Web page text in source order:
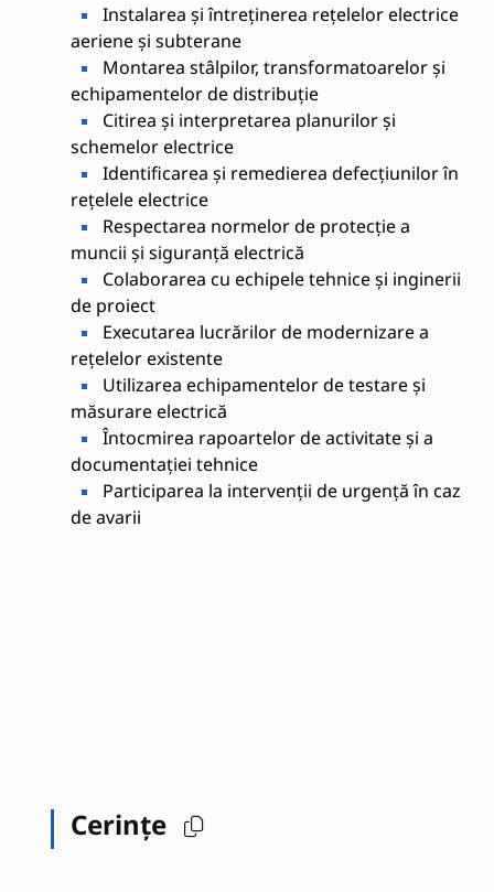
Instalarea și întreținerea rețelelor electrice
aeriene și subterane
Montarea stâlpilor, transformatoarelor și
echipamentelor de distribuție
Citirea și interpretarea planurilor și
schemelor electrice
Identificarea și remedierea defecțiunilor în
rețelele electrice
Respectarea normelor de protecție a
muncii și siguranță electrică
Colaborarea cu echipele tehnice și inginerii
de proiect
Executarea lucrărilor de modernizare a
rețelelor existente
Utilizarea echipamentelor de testare și
măsurare electrică
Întocmirea rapoartelor de activitate și a
documentației tehnice
Participarea la intervenții de urgență în caz
de avarii
Cerințe